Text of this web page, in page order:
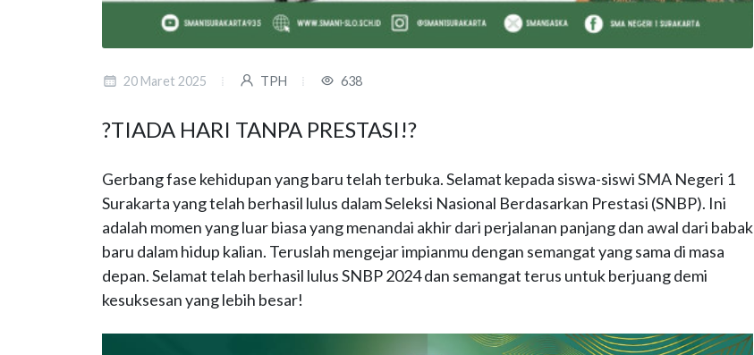
20 Maret 2025 TPH 638
?TIADA HARI TANPA PRESTASI!?
Gerbang fase kehidupan yang baru telah terbuka. Selamat kepada siswa-siswi SMA Negeri 1
Surakarta yang telah berhasil lulus dalam Seleksi Nasional Berdasarkan Prestasi (SNBP). Ini
adalah momen yang luar biasa yang menandai akhir dari perjalanan panjang dan awal dari babak
baru dalam hidup kalian. Teruslah mengejar impianmu dengan semangat yang sama di masa
depan. Selamat telah berhasil lulus SNBP 2024 dan semangat terus untuk berjuang demi
kesuksesan yang lebih besar!